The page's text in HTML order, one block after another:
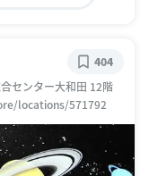
センター大和田 12階
locations/571792
404